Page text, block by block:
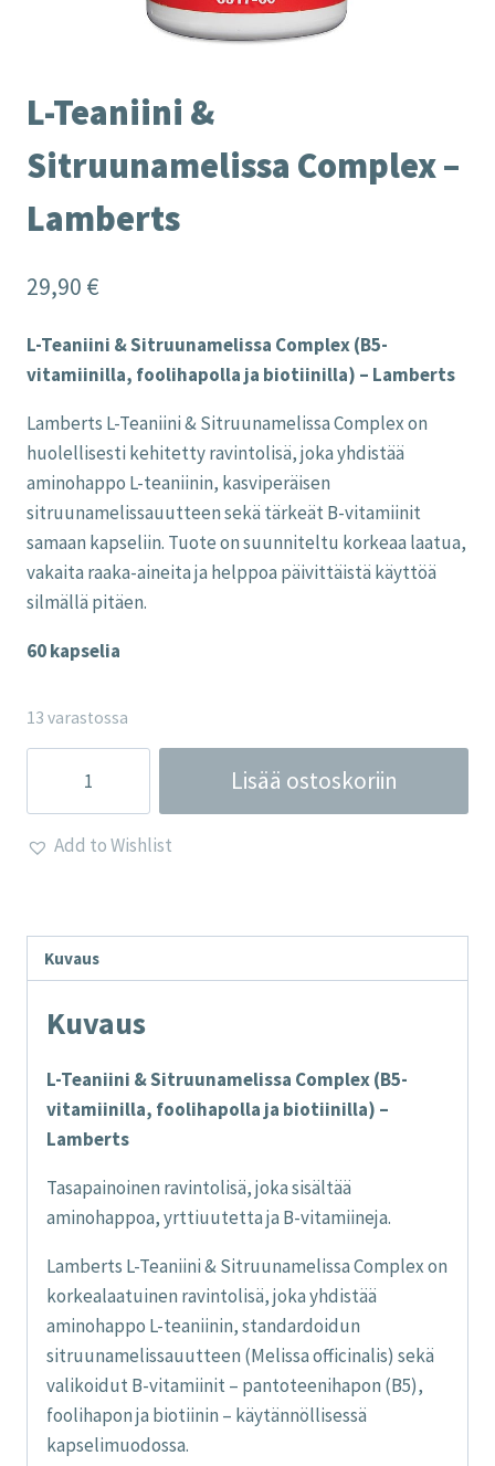
L-Teaniini &
Sitruunamelissa Complex –
Lamberts
29,90 €
L-Teaniini & Sitruunamelissa Complex (B5-
vitamiinilla, foolihapolla ja biotiinilla) – Lamberts
Lamberts L-Teaniini & Sitruunamelissa Complex on
huolellisesti kehitetty ravintolisä, joka yhdistää
aminohappo L-teaniinin, kasviperäisen
sitruunamelissauutteen sekä tärkeät B-vitamiinit
samaan kapseliin. Tuote on suunniteltu korkeaa laatua,
vakaita raaka-aineita ja helppoa päivittäistä käyttöä
silmällä pitäen.
60 kapselia
13 varastossa
Teaniini
&
Sitruunamelissa
Lamberts
määrä
Lisää ostoskoriin
Add to Wishlist
Kuvaus
Kuvaus
L-Teaniini & Sitruunamelissa Complex (B5-
vitamiinilla, foolihapolla ja biotiinilla) –
Lamberts
Tasapainoinen ravintolisä, joka sisältää
aminohappoa, yrttiuutetta ja B-vitamiineja.
Lamberts L-Teaniini & Sitruunamelissa Complex on
korkealaatuinen ravintolisä, joka yhdistää
aminohappo L-teaniinin, standardoidun
sitruunamelissauutteen (Melissa officinalis) sekä
valikoidut B-vitamiinit – pantoteenihapon (B5),
foolihapon ja biotiinin – käytännöllisessä
kapselimuodossa.